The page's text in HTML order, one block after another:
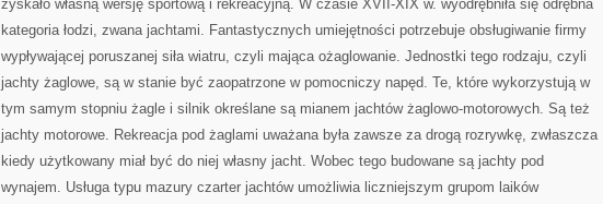
zyskało własną wersję sportową i rekreacyjną. W czasie XVII-XIX w. wyodrębniła się odrębna
kategoria łodzi, zwana jachtami. Fantastycznych umiejętności potrzebuje obsługiwanie firmy
wypływającej poruszanej siła wiatru, czyli mająca ożaglowanie. Jednostki tego rodzaju, czyli
jachty żaglowe, są w stanie być zaopatrzone w pomocniczy napęd. Te, które wykorzystują w
tym samym stopniu żagle i silnik określane są mianem jachtów żaglowo-motorowych. Są też
jachty motorowe. Rekreacja pod żaglami uważana była zawsze za drogą rozrywkę, zwłaszcza
kiedy użytkowany miał być do niej własny jacht. Wobec tego budowane są jachty pod
wynajem. Usługa typu mazury czarter jachtów umożliwia liczniejszym grupom laików